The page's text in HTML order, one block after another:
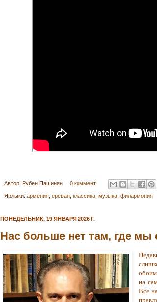
Автор: Рубен Пашинян 0 коммент.
Ярлыки: армения ереван классика музыка филармония
ПОНЕДЕЛЬНИК, 19 ЯНВАРЯ 2026 Г.
Нас больше нет там, где мы
обоим
на
Все